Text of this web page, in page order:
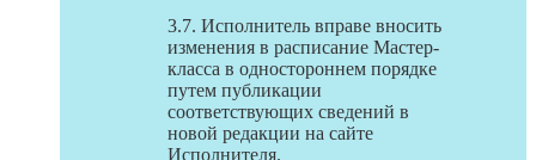
3.7. Исполнитель вправе вносить
изменения в расписание Мастер-
класса в одностороннем порядке
путем публикации
соответствующих сведений в
новой редакции на сайте
Исполнителя.